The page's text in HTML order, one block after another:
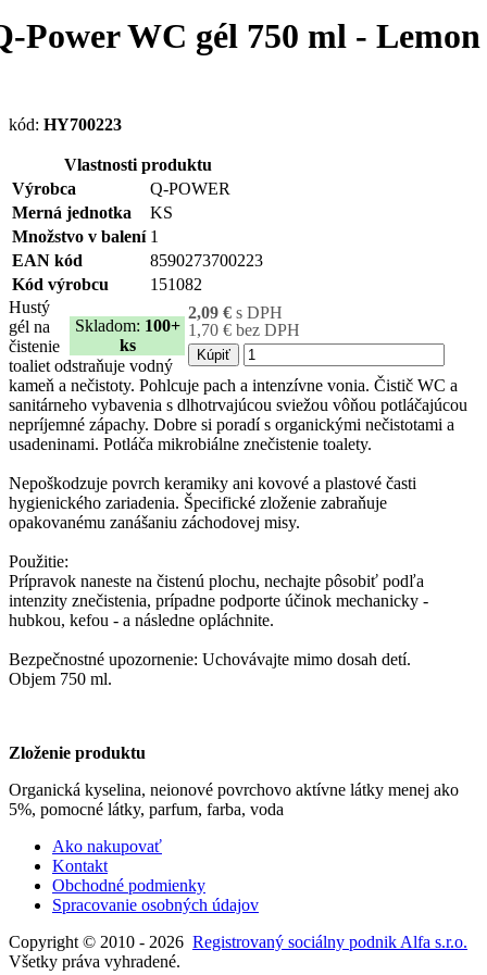
Power WC gél 750 ml - Lemon
kód: HY700223
Vlastnosti produktu
Výrobca
Q-POWER
Merná jednotka
KS
Množstvo v balení 1
EAN kód
8590273700223
Kód výrobcu
151082
2,09 € s DPH
1,70 € bez DPH
Kúpiť
Skladom: 100+
ks
Hustý
gél na
čistenie
toaliet odstraňuje vodný
kameň a nečistoty. Pohlcuje pach a intenzívne vonia. Čistič WC a
sanitárneho vybavenia s dlhotrvajúcou sviežou vôňou potláčajúcou
nepríjemné zápachy. Dobre si poradí s organickými nečistotami a
usadeninami. Potláča mikrobiálne znečistenie toalety.
Nepoškodzuje povrch keramiky ani kovové a plastové časti
hygienického zariadenia. Špecifické zloženie zabraňuje
opakovanému zanášaniu záchodovej misy.
Použitie:
Prípravok naneste na čistenú plochu, nechajte pôsobiť podľa
intenzity znečistenia, prípadne podporte účinok mechanicky -
hubkou, kefou - a následne opláchnite.
Bezpečnostné upozornenie: Uchovávajte mimo dosah detí.
Objem 750 ml.
Zloženie produktu
Organická kyselina, neionové povrchovo aktívne látky menej ako
5%, pomocné látky, parfum, farba, voda
Ako nakupovať
Kontakt
Obchodné podmienky
Spracovanie osobných údajov
Copyright © 2010 - 2026 Registrovaný sociálny podnik Alfa s.r.o.
Všetky práva vyhradené.